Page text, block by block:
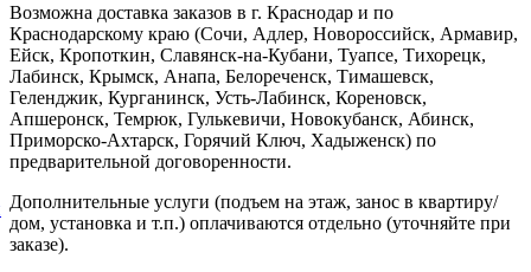
Возможна доставка заказов в г. Краснодар и по
Краснодарскому краю (Сочи, Адлер, Новороссийск, Армавир,
Ейск, Кропоткин, Славянск-на-Кубани, Туапсе, Тихорецк,
Лабинск, Крымск, Анапа, Белореченск, Тимашевск,
Геленджик, Курганинск, Усть-Лабинск, Кореновск,
Апшеронск, Темрюк, Гулькевичи, Новокубанск, Абинск,
Приморско-Ахтарск, Горячий Ключ, Хадыженск) по
предварительной договоренности.
Дополнительные услуги (подъем на этаж, занос в квартиру/
дом, установка и т.п.) оплачиваются отдельно (уточняйте при
заказе).